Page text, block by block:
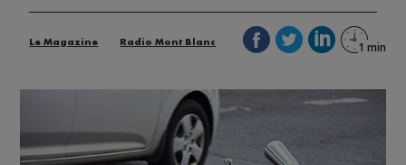
Le Magazine Radio Mont Blanc